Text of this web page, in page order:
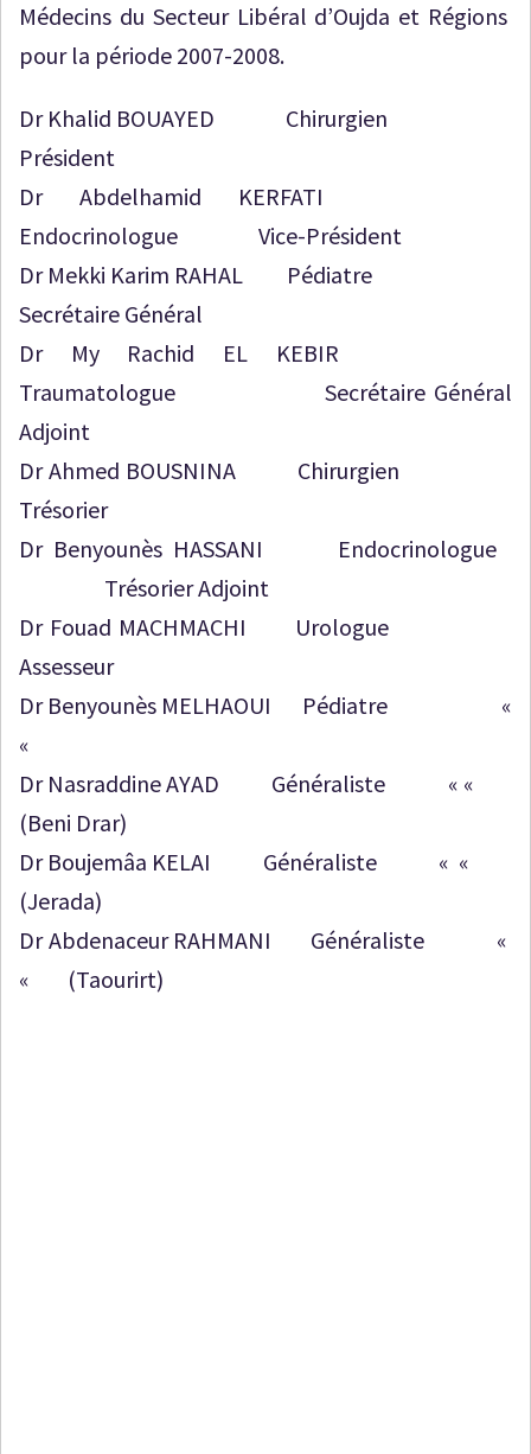
Médecins du Secteur Libéral d’Oujda et Régions
pour la période 2007-2008.
Dr Khalid BOUAYED Chirurgien
Président
Dr Abdelhamid KERFATI
Endocrinologue Vice-Président
Dr Mekki Karim RAHAL Pédiatre
Secrétaire Général
Dr My Rachid EL KEBIR
Traumatologue Secrétaire Général
Adjoint
Dr Ahmed BOUSNINA Chirurgien
Trésorier
Dr Benyounès HASSANI Endocrinologue
Trésorier Adjoint
Dr Fouad MACHMACHI Urologue
Assesseur
Dr Benyounès MELHAOUI Pédiatre «
«
Dr Nasraddine AYAD Généraliste « «
(Beni Drar)
Dr Boujemâa KELAI Généraliste « «
(Jerada)
Dr Abdenaceur RAHMANI Généraliste «
« (Taourirt)